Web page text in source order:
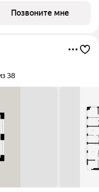
метро «Водный
Позвоните мне
38